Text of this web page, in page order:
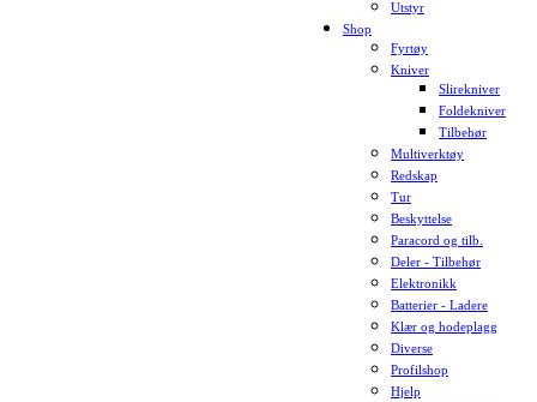
Utstyr
Shop
Fyrtøy
Kniver
Slirekniver
Foldekniver
Tilbehør
Multiverktøy
Redskap
Tur
Beskyttelse
Paracord og tilb.
Deler - Tilbehør
Elektronikk
Batterier - Ladere
Klær og hodeplagg
Diverse
Profilshop
Hjelp